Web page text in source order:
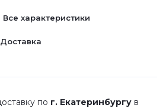
Все характеристики
Доставка
по г. Екатеринбургу в